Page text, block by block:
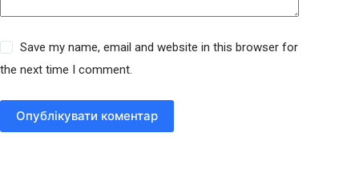
Save my name, email and website in this browser for
the next time I comment.
Опублікувати коментар